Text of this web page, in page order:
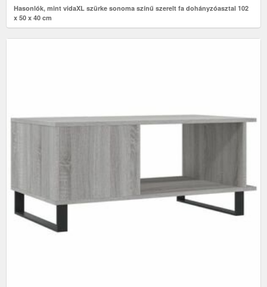
Hasonlók, mint vidaXL szürke sonoma színű szerelt fa dohányzóasztal 102
x 50 x 40 cm